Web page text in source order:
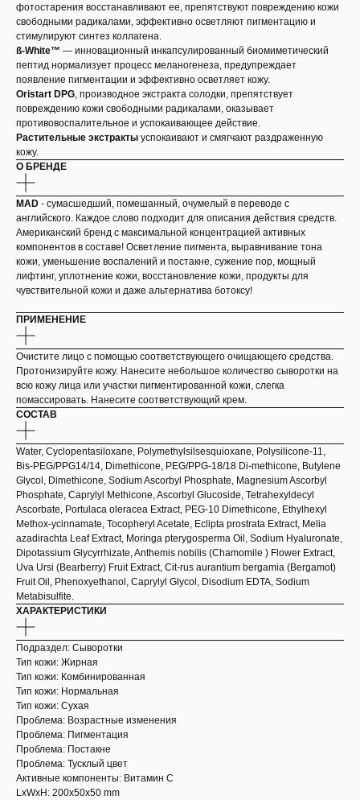
фотостарения восстанавливают ее, препятствуют повреждению кожи
свободными радикалами, эффективно осветляют пигментацию и
стимулируют синтез коллагена.
ß-White™ — инновационный инкапсулированный биомиметический
пептид нормализует процесс меланогенеза, предупреждает
появление пигментации и эффективно осветляет кожу.
Oristart DPG, производное экстракта солодки, препятствует
повреждению кожи свободными радикалами, оказывает
противовоспалительное и успокаивающее действие.
Растительные экстракты успокаивают и смягчают раздраженную
кожу.
О БРЕНДЕ
MAD - сумасшедший, помешанный, очумелый в переводе с
английского. Каждое слово подходит для описания действия средств.
Американский бренд с максимальной концентрацией активных
компонентов в составе! Осветление пигмента, выравнивание тона
кожи, уменьшение воспалений и постакне, сужение пор, мощный
лифтинг, уплотнение кожи, восстановление кожи, продукты для
чувствительной кожи и даже альтернатива ботоксу!
ПРИМЕНЕНИЕ
Очистите лицо с помощью соответствующего очищающего средства.
Протонизируйте кожу. Нанесите небольшое количество сыворотки на
всю кожу лица или участки пигментированной кожи, слегка
помассировать. Нанесите соответствующий крем.
СОСТАВ
Water, Cyclopentasiloxane, Polymethylsilsesquioxane, Polysilicone-11,
Bis-PEG/PPG14/14, Dimethicone, PEG/PPG-18/18 Di-methicone, Butylene
Glycol, Dimethicone, Sodium Ascorbyl Phosphate, Magnesium Ascorbyl
Phosphate, Caprylyl Methicone, Ascorbyl Glucoside, Tetrahexyldecyl
Ascorbate, Portulaca oleracea Extract, PEG-10 Dimethicone, Ethylhexyl
Methox-ycinnamate, Tocopheryl Acetate, Eclipta prostrata Extract, Melia
azadirachta Leaf Extract, Moringa pterygosperma Oil, Sodium Hyaluronate,
Dipotassium Glycyrrhizate, Anthemis nobilis (Chamomile ) Flower Extract,
Uva Ursi (Bearberry) Fruit Extract, Cit-rus aurantium bergamia (Bergamot)
Fruit Oil, Phenoxyethanol, Caprylyl Glycol, Disodium EDTA, Sodium
Metabisulfite.
ХАРАКТЕРИСТИКИ
Подраздел: Сыворотки
Тип кожи: Жирная
Тип кожи: Комбинированная
Тип кожи: Нормальная
Тип кожи: Сухая
Проблема: Возрастные изменения
Проблема: Пигментация
Проблема: Постакне
Проблема: Тусклый цвет
Активные компоненты: Витамин С
LxWxH: 200x50x50 mm